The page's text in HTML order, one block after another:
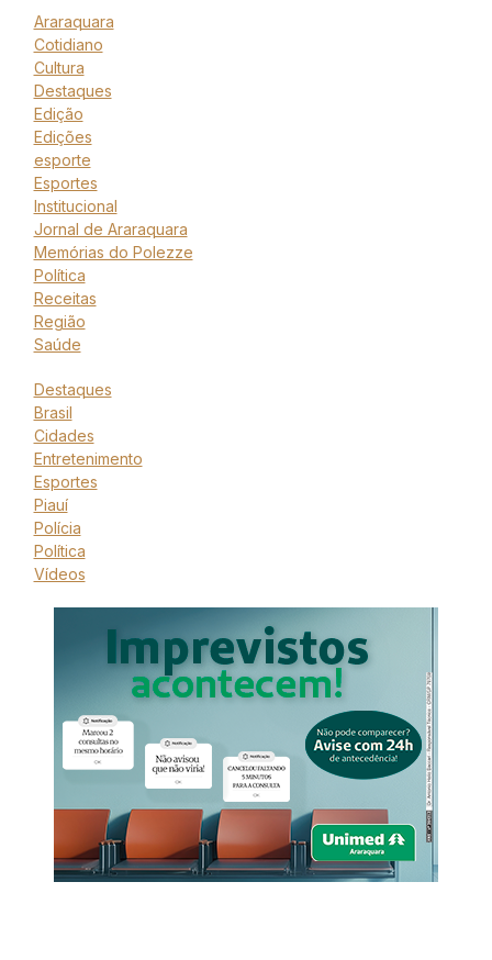
Araraquara
Cotidiano
Cultura
Destaques
Edição
Edições
esporte
Esportes
Institucional
Jornal de Araraquara
Memórias do Polezze
Política
Receitas
Região
Saúde
Destaques
Brasil
Cidades
Entretenimento
Esportes
Piauí
Polícia
Política
Vídeos